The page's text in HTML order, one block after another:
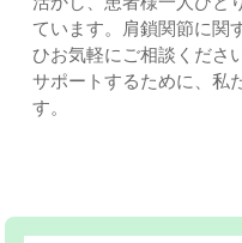
ています。肩鎖関節に関
ひお気軽にご相談くださ
サポートするために、私
す。